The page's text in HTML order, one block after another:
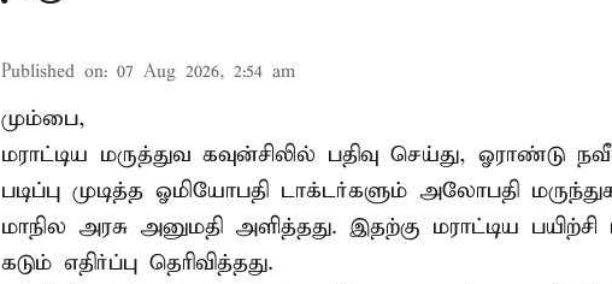
Published on: 07 Aug 2026, 2:54 am
மும்பை,
மராட்டிய மருத்துவ கவுன்சிலில் பதிவு செய்து, ஓராண்டு
படிப்பு முடித்த ஓமியோபதி டாக்டர்களும் அலோபதி
மாநில அரசு அனுமதி அளித்தது. இதற்கு மராட்டிய
கடும் எதிர்ப்பு தெரிவித்தது.